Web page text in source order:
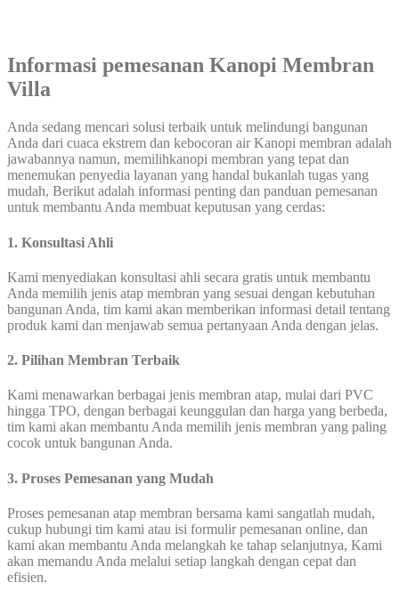
Informasi pemesanan Kanopi Membran
Villa
Anda sedang mencari solusi terbaik untuk melindungi bangunan
Anda dari cuaca ekstrem dan kebocoran air Kanopi membran adalah
jawabannya namun, memilihkanopi membran yang tepat dan
menemukan penyedia layanan yang handal bukanlah tugas yang
mudah, Berikut adalah informasi penting dan panduan pemesanan
untuk membantu Anda membuat keputusan yang cerdas:
1. Konsultasi Ahli
Kami menyediakan konsultasi ahli secara gratis untuk membantu
Anda memilih jenis atap membran yang sesuai dengan kebutuhan
bangunan Anda, tim kami akan memberikan informasi detail tentang
produk kami dan menjawab semua pertanyaan Anda dengan jelas.
2. Pilihan Membran Terbaik
Kami menawarkan berbagai jenis membran atap, mulai dari PVC
hingga TPO, dengan berbagai keunggulan dan harga yang berbeda,
tim kami akan membantu Anda memilih jenis membran yang paling
cocok untuk bangunan Anda.
3. Proses Pemesanan yang Mudah
Proses pemesanan atap membran bersama kami sangatlah mudah,
cukup hubungi tim kami atau isi formulir pemesanan online, dan
kami akan membantu Anda melangkah ke tahap selanjutnya, Kami
akan memandu Anda melalui setiap langkah dengan cepat dan
efisien.